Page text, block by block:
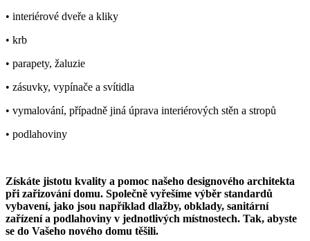
• interiérové dveře a kliky
• krb
• parapety, žaluzie
• zásuvky, vypínače a svítidla
• vymalování, případně jiná úprava interiérových stěn a stropů
• podlahoviny
Získáte jistotu kvality a pomoc našeho designového architekta
při zařizování domu. Společně vyřešíme výběr standardů
vybavení, jako jsou například dlažby, obklady, sanitární
zařízení a podlahoviny v jednotlivých místnostech. Tak, abyste
se do Vašeho nového domu těšili.